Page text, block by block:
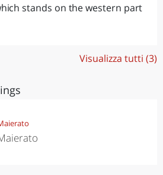
stands on the western part
Visualizza tutti (3)